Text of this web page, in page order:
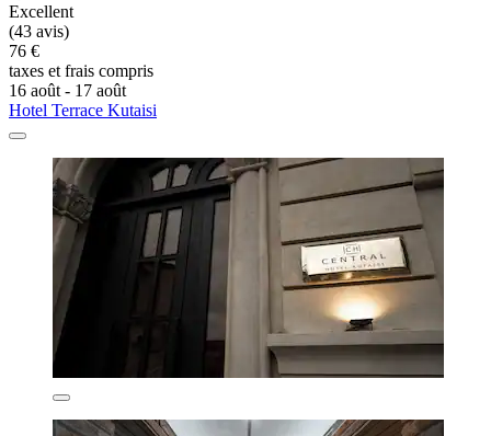
Excellent
(43 avis)
76 €
taxes et frais compris
16 août - 17 août
Hotel Terrace Kutaisi